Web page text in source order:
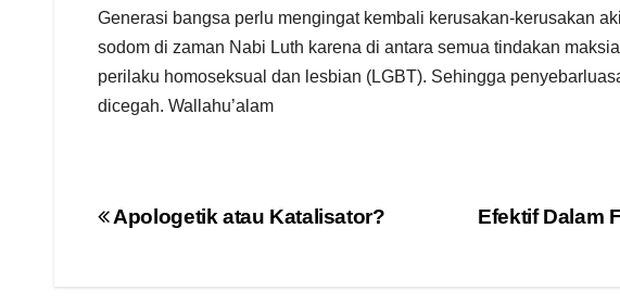
Generasi bangsa perlu mengingat kembali kerusakan-kerusakan
sodom di zaman Nabi Luth karena di antara semua tindakan
perilaku homoseksual dan lesbian (LGBT). Sehingga
dicegah. Wallahu’alam
Navigasi
Efektif Dalam
Apologetik atau Katalisator?